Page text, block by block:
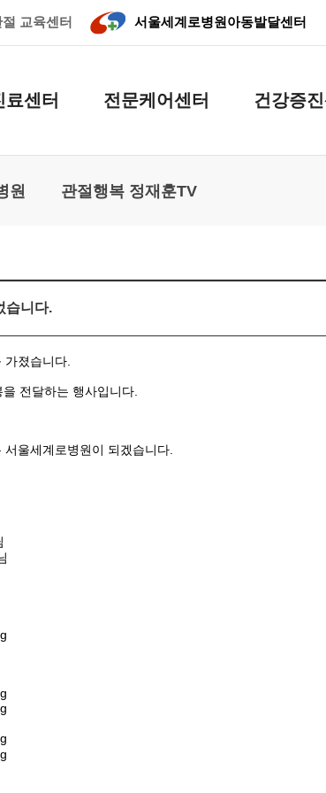
교육센터 서울세계로병원아동발달센터
료센터 전문케어센터 건강증
원 관절행복 정재훈TV
습니다.
졌습니다.
전달하는 행사입니다.
울세계로병원이 되겠습니다.